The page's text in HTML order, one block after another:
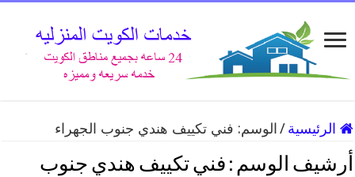
الرئيسية / الوسم: فني تكييف هندي جنوب الجهراء
أرشيف الوسم : فني تكييف هندي جنوب